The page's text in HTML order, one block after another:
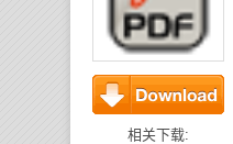
下载
相关下载: